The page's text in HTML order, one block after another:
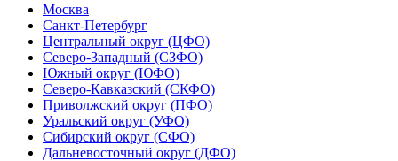
Москва
Санкт-Петербург
Центральный округ (ЦФО)
Северо-Западный (СЗФО)
Южный округ (ЮФО)
Северо-Кавказский (СКФО)
Приволжский округ (ПФО)
Уральский округ (УФО)
Сибирский округ (СФО)
Дальневосточный округ (ДФО)